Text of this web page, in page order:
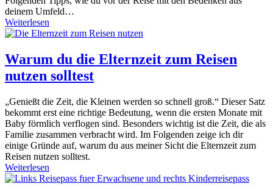
deinem Umfeld…
Weiterlesen
Warum du die Elternzeit zum Reisen
nutzen solltest
„Genießt die Zeit, die Kleinen werden so schnell groß.“ Dieser Satz
bekommt erst eine richtige Bedeutung, wenn die ersten Monate mit
Baby förmlich verflogen sind. Besonders wichtig ist die Zeit, die als
Familie zusammen verbracht wird. Im Folgenden zeige ich dir
einige Gründe auf, warum du aus meiner Sicht die Elternzeit zum
Reisen nutzen solltest.
Weiterlesen